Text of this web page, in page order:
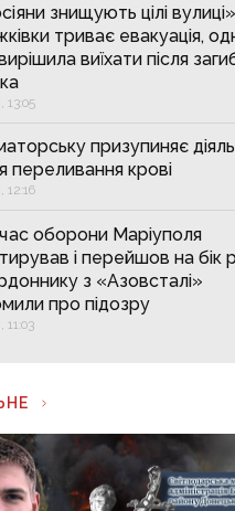
знищують цілі
триває евакуація,
виїхати після
13:05
призупиняє
переливання крові
12:16
оборони Маріуполя
і перейшов на бік
з «Азовсталі»
про підозру
11:03